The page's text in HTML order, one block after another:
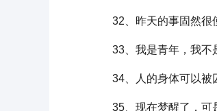
32、昨天的事固然很
33、我是青年，我不是
34、人的身体可以被
35、现在梦醒了，可